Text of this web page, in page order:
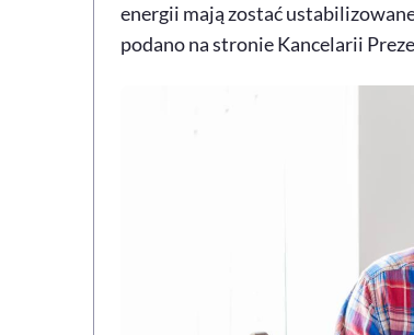
energii mają zostać
podano na stronie Kancelarii